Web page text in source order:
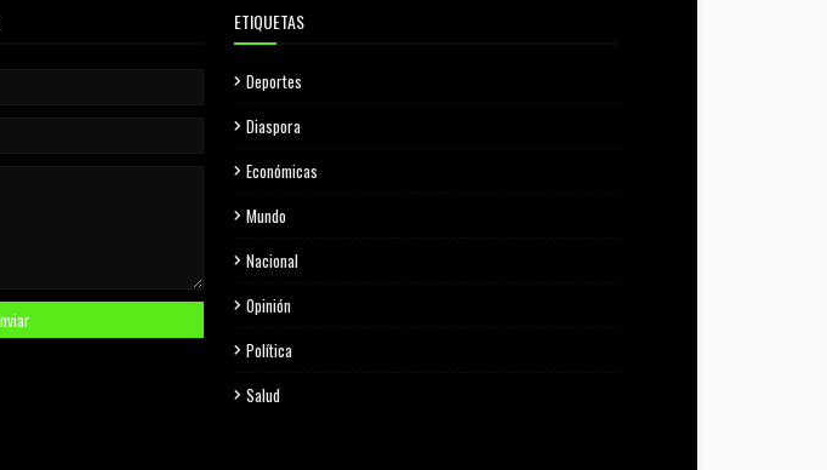
ETIQUETAS
Deportes
Diaspora
Económicas
Mundo
Nacional
Opinión
Política
Salud